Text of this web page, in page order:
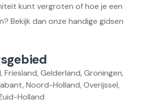
kunt vergroten of hoe je een
Bekijk dan onze handige gidsen
Friesland, Gelderland, Groningen,
Noord-Holland, Overijssel,
Holland